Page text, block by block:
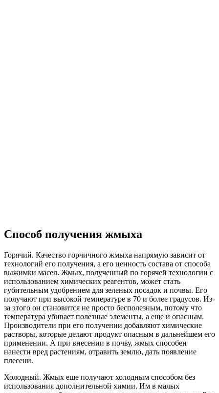
Способ получения жмыха
Горячий. Качество горчичного жмыха напрямую зависит от
технологий его получения, а его ценность состава от способа
выжимки масел. Жмых, полученный по горячей технологии с
использованием химических реагентов, может стать
губительным удобрением для зеленых посадок и почвы. Его
получают при высокой температуре в 70 и более градусов. Из-
за этого он становится не просто бесполезным, потому что
температура убивает полезные элементы, а еще и опасным.
Производители при его получении добавляют химические
растворы, которые делают продукт опасным в дальнейшем его
применении. А при внесении в почву, жмых способен
нанести вред растениям, отравить землю, дать появление
плесени.
Холодный. Жмых еще получают холодным способом без
использования дополнительной химии. Им в малых